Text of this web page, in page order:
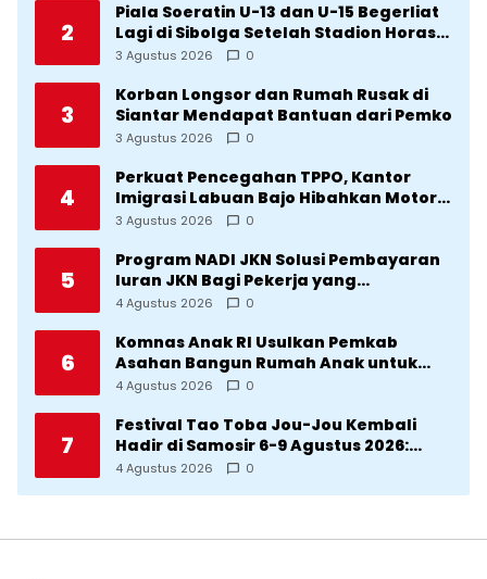
2
Piala Soeratin U-13 dan U-15 Begerliat
Lagi di Sibolga Setelah Stadion Horas
Direvitalisasi Wali Kota
3 Agustus 2026 0
3
Korban Longsor dan Rumah Rusak di
Siantar Mendapat Bantuan dari Pemko
3 Agustus 2026 0
4
Perkuat Pencegahan TPPO, Kantor
Imigrasi Labuan Bajo Hibahkan Motor
Operasional ke Lima Desa di
3 Agustus 2026 0
5
Program NADI JKN Solusi Pembayaran
Iuran JKN Bagi Pekerja yang
Penghasilannya Tidak Tetap
4 Agustus 2026 0
6
Komnas Anak RI Usulkan Pemkab
Asahan Bangun Rumah Anak untuk
Korban Kekerasan
4 Agustus 2026 0
7
Festival Tao Toba Jou-Jou Kembali
Hadir di Samosir 6-9 Agustus 2026:
Datang Saksikan Kemeriahan dan Raih
4 Agustus 2026 0